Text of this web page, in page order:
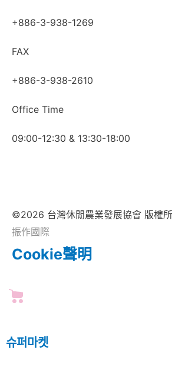
+886-3-938-1269
FAX
+886-3-938-2610
Office Time
09:00-12:30 & 13:30-18:00
©2026 台灣休閒農業發展協會 版權
振作國際
Cookie聲明
슈퍼마켓